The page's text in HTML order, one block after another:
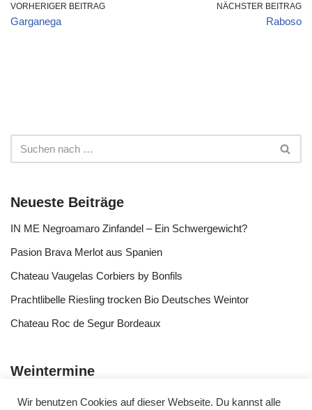
VORHERIGER BEITRAG
Garganega
NÄCHSTER BEITRAG
Raboso
Neueste Beiträge
IN ME Negroamaro Zinfandel – Ein Schwergewicht?
Pasion Brava Merlot aus Spanien
Chateau Vaugelas Corbiers by Bonfils
Prachtlibelle Riesling trocken Bio Deutsches Weintor
Chateau Roc de Segur Bordeaux
Weintermine
Wir benutzen Cookies auf dieser Webseite. Du kannst alle